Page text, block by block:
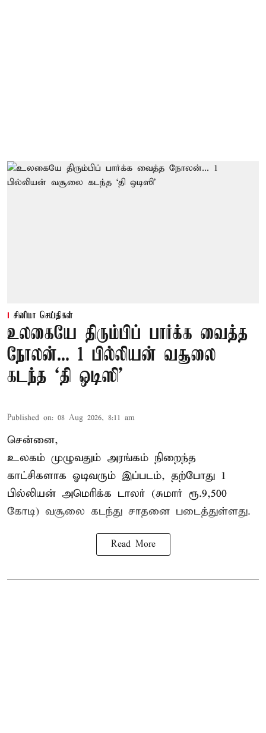
சினிமா செய்திகள்
உலகையே திரும்பிப் பார்க்க வைத்த
நோலன்... 1 பில்லியன் வசூலை
கடந்த ‘தி ஒடிஸி’
Published on: 08 Aug 2026, 8:11 am
சென்னை,
உலகம் முழுவதும் அரங்கம் நிறைந்த
காட்சிகளாக ஓடிவரும் இப்படம், தற்போது 1
பில்லியன் அமெரிக்க டாலர் (சுமார் ரூ.9,500
கோடி) வசூலை கடந்து சாதனை படைத்துள்ளது.
Read More